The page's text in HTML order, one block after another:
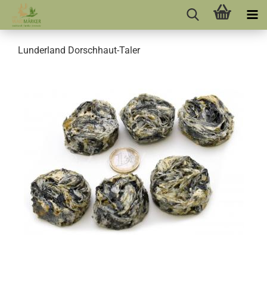
Lunderland Dorschhaut-Taler